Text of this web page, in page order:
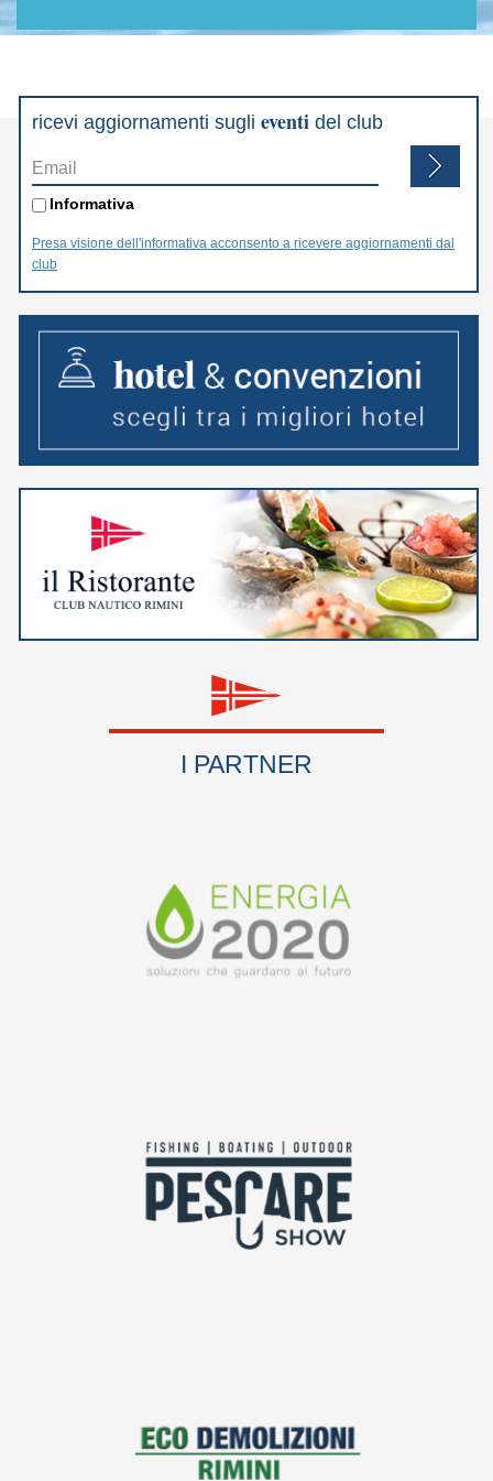
ricevi aggiornamenti sugli eventi del club
Email
Informativa *
Informativa
Presa visione dell'informativa acconsento a ricevere aggiornamenti dal
club
I PARTNER